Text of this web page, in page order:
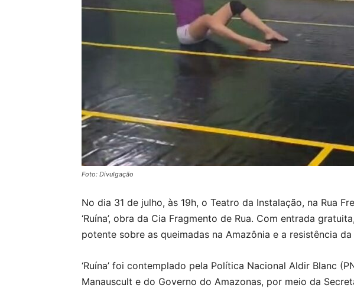
Foto: Divulgação
No dia 31 de julho, às 19h, o Teatro da Instalação, na Rua
‘Ruína’, obra da Cia Fragmento de Rua. Com entrada
potente sobre as queimadas na Amazônia e a resistência
‘Ruína’ foi contemplado pela Política Nacional Aldir Blanc
Manauscult e do Governo do Amazonas, por meio da